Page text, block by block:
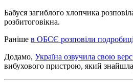
Бабуся загиблого хлопчика
розбитоговікна.
Раніше в ОБСЄ розповіли
Додамо, Україна озвучила свою
вибухового пристрою, який